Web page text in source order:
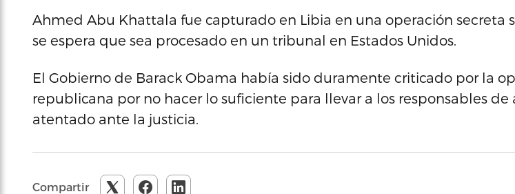
Ahmed Abu Khattala fue capturado en Libia en una operación secreta
se espera que sea procesado en un tribunal en Estados Unidos.
El Gobierno de Barack Obama había sido duramente criticado por la
republicana por no hacer lo suficiente para llevar a los responsables de
atentado ante la justicia.
Compartir